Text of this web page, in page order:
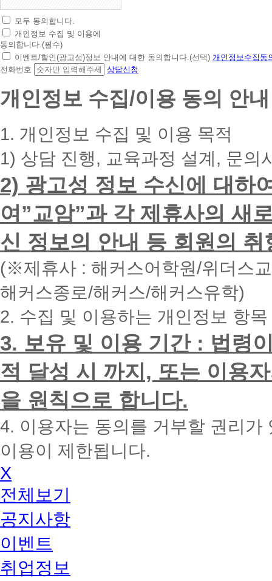
초
간
편
상
담
청
대
폰
입
력
시
면
빠
른
간
내
에
화
드
리
겠
습
니
다.
모두 동의합니다.
개인정보 수집 및 이용에
동의합니다.(필수)
이벤트/할인(광고성)정보 안내에 대한 동의합니다.(선택) 개인정보수집동
전화번호
상담신청
개인정보 수집/이용 동의 안내
1. 개인정보 수집 및 이용 목적
1) 상담 진행, 교육과정 설계, 문의
2) 광고성 정보 수신에 대하
여”교암”과 각 제휴사의 새
신 정보의 안내 등 회원의
(※제휴사 : 해커스어학원/위더스
해커스종로/해커스/해커스유학)
2. 수집 및 이용하는 개인정보 항
3. 보유 및 이용 기간 : 법령
적 달성 시 까지, 또는 이용
을 원칙으로 합니다.
4. 이용자는 동의를 거부할 권리
이용이 제한됩니다.
X
전체보기
공지사항
이벤트
취업정보